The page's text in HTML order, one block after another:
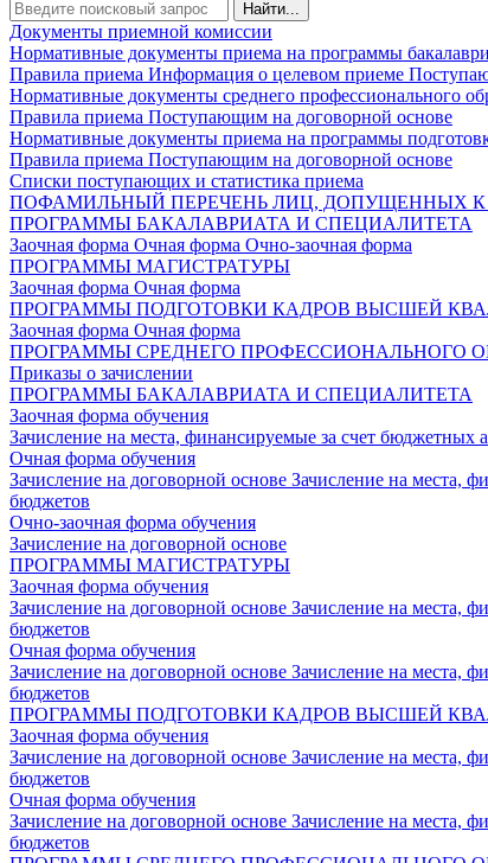
Найти...
Документы приемной комиссии
Нормативные документы приема на программы
Правила приема Информация о целевом приеме
Нормативные документы среднего профессионального
Правила приема Поступающим на договорной основе
Нормативные документы приема на программы
Правила приема Поступающим на договорной основе
Списки поступающих и статистика приема
ПОФАМИЛЬНЫЙ ПЕРЕЧЕНЬ ЛИЦ, ДОПУЩЕННЫХ К
ПРОГРАММЫ БАКАЛАВРИАТА И СПЕЦИАЛИТЕТА
Заочная форма Очная форма Очно-заочная форма
ПРОГРАММЫ МАГИСТРАТУРЫ
Заочная форма Очная форма
ПРОГРАММЫ ПОДГОТОВКИ КАДРОВ ВЫСШЕЙ
Заочная форма Очная форма
ПРОГРАММЫ СРЕДНЕГО ПРОФЕССИОНАЛЬНОГО
Приказы о зачислении
ПРОГРАММЫ БАКАЛАВРИАТА И СПЕЦИАЛИТЕТА
Заочная форма обучения
Зачисление на места, финансируемые за счет
Очная форма обучения
Зачисление на договорной основе Зачисление на места,
бюджетов
Очно-заочная форма обучения
Зачисление на договорной основе
ПРОГРАММЫ МАГИСТРАТУРЫ
Заочная форма обучения
Зачисление на договорной основе Зачисление на места,
бюджетов
Очная форма обучения
Зачисление на договорной основе Зачисление на места,
бюджетов
ПРОГРАММЫ ПОДГОТОВКИ КАДРОВ ВЫСШЕЙ
Заочная форма обучения
Зачисление на договорной основе Зачисление на места,
бюджетов
Очная форма обучения
Зачисление на договорной основе Зачисление на места,
бюджетов